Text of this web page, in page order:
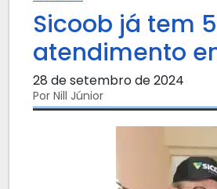
Sicoob já tem
atendimento
28 de setembro de 2024
Por Nill Júnior